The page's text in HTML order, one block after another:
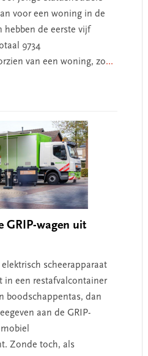
voor een woning in de
hebben de eerste vijf
9734
van een woning, zo...
GRIP-wagen uit
scheerapparaat
in een restafvalcontainer
boodschappentas, dan
aan de GRIP-
Zonde toch, als